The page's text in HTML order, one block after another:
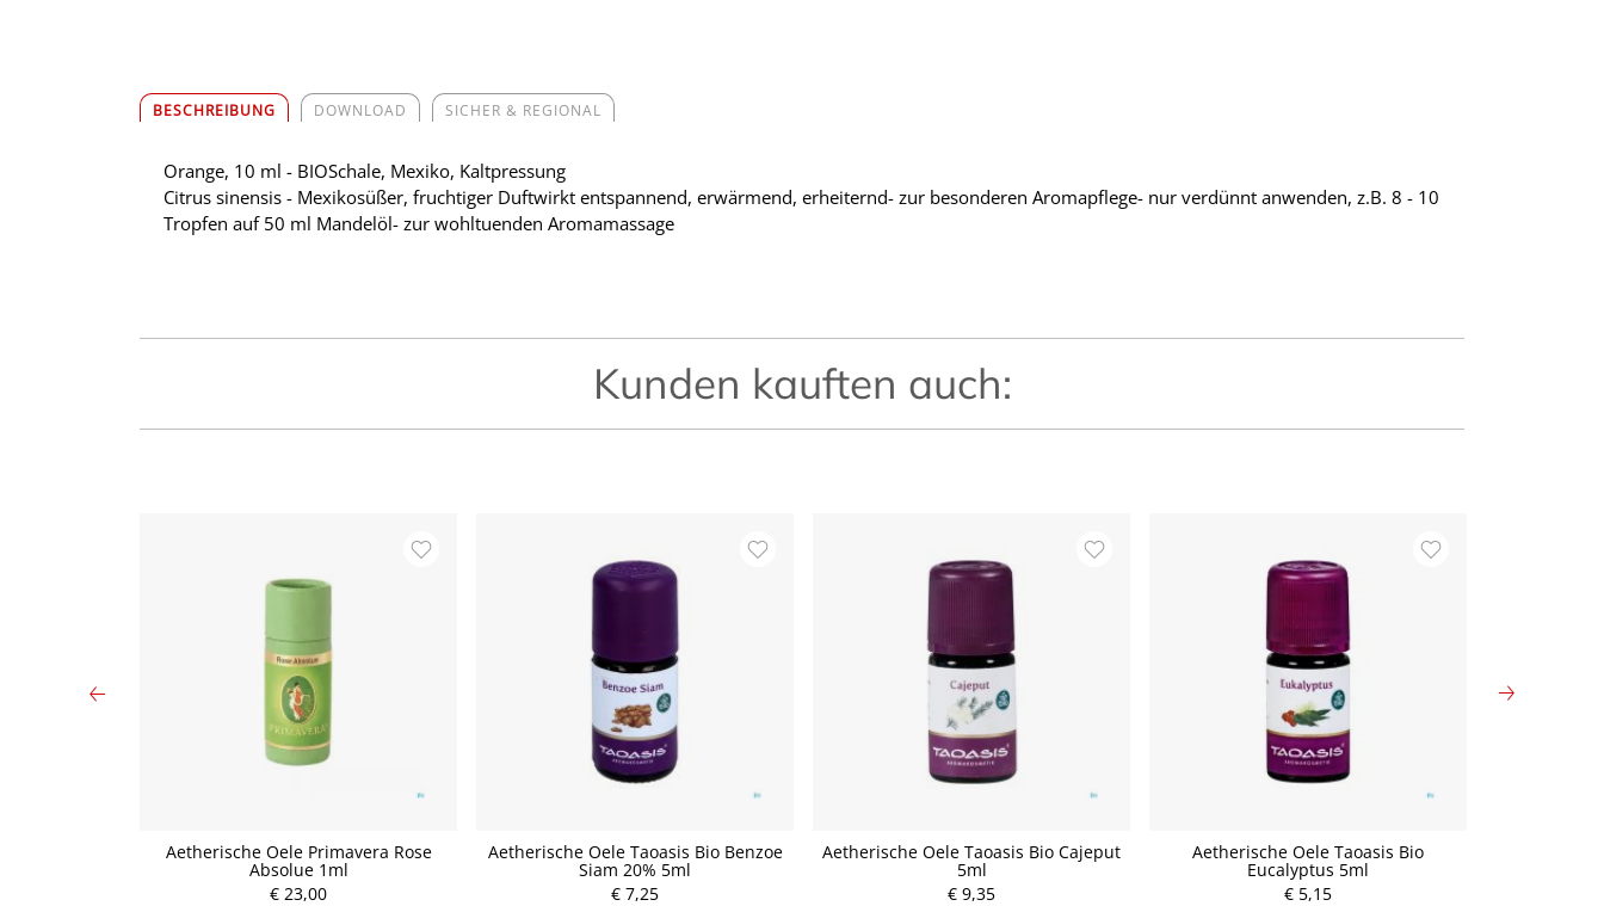
BESCHREIBUNG DOWNLOAD SICHER & REGIONAL
Orange, 10 ml - BIOSchale, Mexiko, Kaltpressung
Citrus sinensis - Mexikosüßer, fruchtiger Duftwirkt entspannend, erwärmend, erheiternd- zur besonderen Aromapflege- nur verdünnt anwenden, z.B. 8 - 10
Tropfen auf 50 ml Mandelöl- zur wohltuenden Aromamassage
Kunden kauften auch:
Aetherische Oele Primavera Rose
Absolue 1ml
€ 23,00
Aetherische Oele Taoasis Bio Benzoe
Siam 20% 5ml
€ 7,25
Aetherische Oele Taoasis Bio Cajeput
5ml
€ 9,35
Aetherische Oele Taoasis Bio
Eucalyptus 5ml
€ 5,15
P
P
r P
P
r